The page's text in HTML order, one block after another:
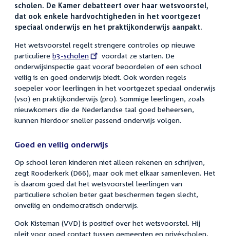
scholen. De Kamer debatteert over haar wetsvoorstel,
dat ook enkele hardvochtigheden in het voortgezet
speciaal onderwijs en het praktijkonderwijs aanpakt.
Het wetsvoorstel regelt strengere controles op nieuwe
particuliere External
link:
b3-scholen
voordat ze starten. De
onderwijsinspectie gaat vooraf beoordelen of een school
veilig is en goed onderwijs biedt. Ook worden regels
soepeler voor leerlingen in het voortgezet speciaal onderwijs
(vso) en praktijkonderwijs (pro). Sommige leerlingen, zoals
nieuwkomers die de Nederlandse taal goed beheersen,
kunnen hierdoor sneller passend onderwijs volgen.
Goed en veilig onderwijs
Op school leren kinderen niet alleen rekenen en schrijven,
zegt Rooderkerk (D66), maar ook met elkaar samenleven. Het
is daarom goed dat het wetsvoorstel leerlingen van
particuliere scholen beter gaat beschermen tegen slecht,
onveilig en ondemocratisch onderwijs.
Ook Kisteman (VVD) is positief over het wetsvoorstel. Hij
pleit voor goed contact tussen gemeenten en privéscholen,